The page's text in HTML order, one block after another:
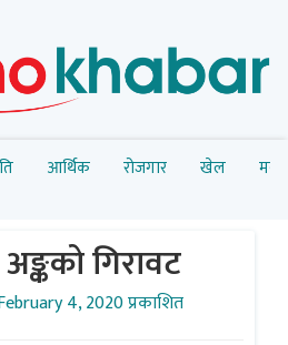
आर्थिक रोजगार खेल
गिरावट
4, 2020 प्रकाशित